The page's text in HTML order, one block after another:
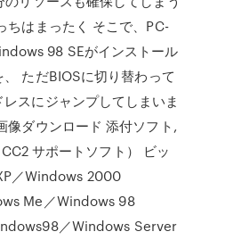
ちはまったく そこで、PC-
98 SEがインストール
ただBIOSに切り替わって
スにジャンプしてしまいま
像ダウンロード 添付ソフト,
サポートソフト） ビッ
／Windows 2000
Me／Windows 98
／Windows Server